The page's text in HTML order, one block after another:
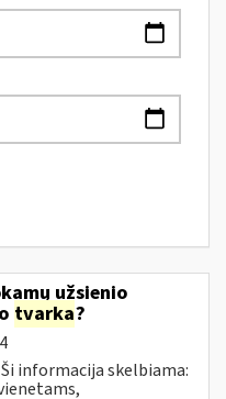
užsienio
tvarka?
Ši informacija skelbiama: